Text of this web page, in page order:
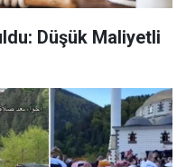
Düşük Maliyetli